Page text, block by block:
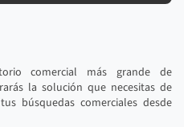
comercial más grande de
la solución que necesitas de
búsquedas comerciales desde